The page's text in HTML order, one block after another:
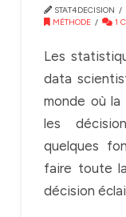
STAT4DECISION
MÉTHODE
1
Les
data
monde où
les
quelques
faire toute
décision